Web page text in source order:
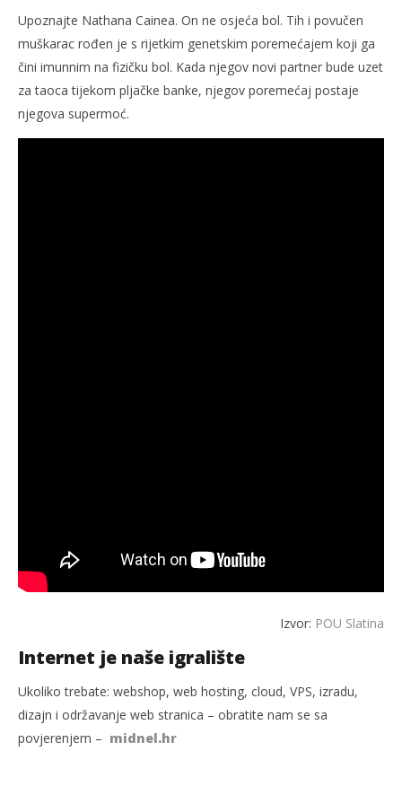
Upoznajte Nathana Cainea. On ne osjeća bol. Tih i povučen
muškarac rođen je s rijetkim genetskim poremećajem koji ga
čini imunnim na fizičku bol. Kada njegov novi partner bude uzet
za taoca tijekom pljačke banke, njegov poremećaj postaje
njegova supermoć.
Izvor: POU Slatina
Internet je naše igralište
Ukoliko trebate: webshop, web hosting, cloud, VPS, izradu,
dizajn i održavanje web stranica – obratite nam se sa
povjerenjem – midnel.hr